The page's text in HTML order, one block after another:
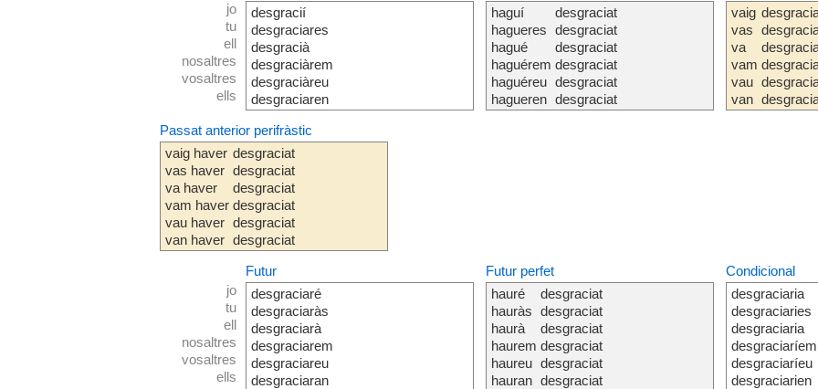
jo
tu
ell
nosaltres
vosaltres
ells
desgracií
desgraciares
desgracià
desgraciàrem
desgraciàreu
desgraciaren
haguí
hagueres
hagué
haguérem
haguéreu
hagueren
desgraciat
desgraciat
desgraciat
desgraciat
desgraciat
desgraciat
vaig
vas
va
vam
vau
van
Passat anterior perifràstic
vaig haver
vas haver
va haver
vam haver
vau haver
van haver
desgraciat
desgraciat
desgraciat
desgraciat
desgraciat
desgraciat
jo
tu
ell
nosaltres
vosaltres
ells
Futur
desgraciaré
desgraciaràs
desgraciarà
desgraciarem
desgraciareu
desgraciaran
Futur perfet
hauré
hauràs
haurà
haurem
haureu
hauran
desgraciat
desgraciat
desgraciat
desgraciat
desgraciat
desgraciat
Condicional
desgraciaria
desgraciaries
desgraciaria
desgraciaríem
desgraciaríeu
desgraciarien